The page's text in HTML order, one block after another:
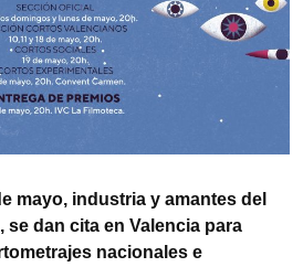
mayo, industria y amantes del
dan cita en Valencia para
nacionales e